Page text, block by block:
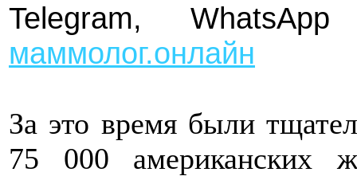
Telegram,
маммолог.онлайн
За это время были
75 000 американских